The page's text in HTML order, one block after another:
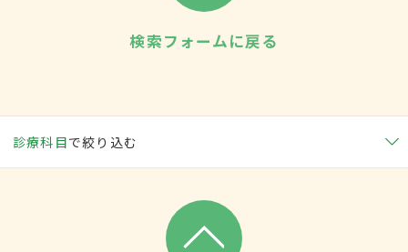
検索フォームに戻る
診療科目で絞り込む